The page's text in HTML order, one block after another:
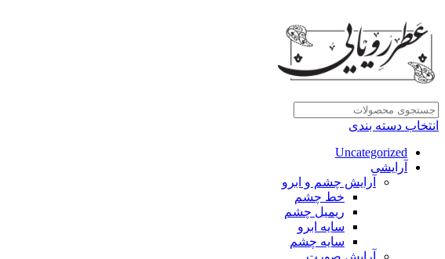
انتخاب دسته بندی
Uncategorized
آرایشی
آرایش چشم و ابرو
خط چشم
ریمیل چشم
سایه ابرو
سایه چشم